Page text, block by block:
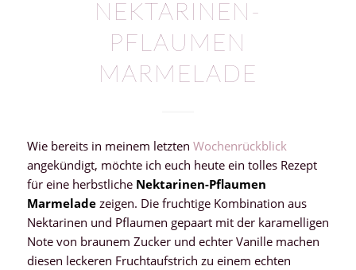
NEKTARINEN-
PFLAUMEN
MARMELADE
Wie bereits in meinem letzten Wochenrückblick
angekündigt, möchte ich euch heute ein tolles Rezept
für eine herbstlicheNektarinen-Pflaumen
Marmeladezeigen. Die fruchtige Kombination aus
Nektarinen und Pflaumen gepaart mit der karamelligen
Note von braunem Zucker und echter Vanille machen
diesen leckeren Fruchtaufstrich zu einem echten